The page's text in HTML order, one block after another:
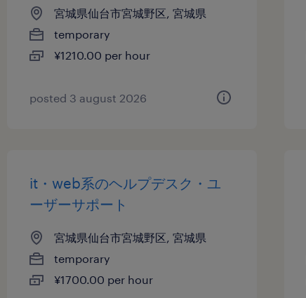
宮城県仙台市宮城野区, 宮城県
temporary
¥1210.00 per hour
posted 3 august 2026
it・web系のヘルプデスク・ユ
ーザーサポート
宮城県仙台市宮城野区, 宮城県
temporary
¥1700.00 per hour